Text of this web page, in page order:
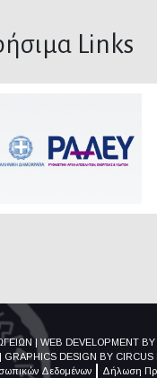
Links
| WEB DEVELOPMENT BY
| GRAPHICS DESIGN BY CIRCUS
Δεδομένων
Δήλωση